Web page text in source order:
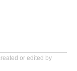
or edited by